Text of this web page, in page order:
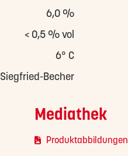
6,0 %
< 0,5 % vol
6° C
Siegfried-Becher
Mediathek
Produktabbildungen